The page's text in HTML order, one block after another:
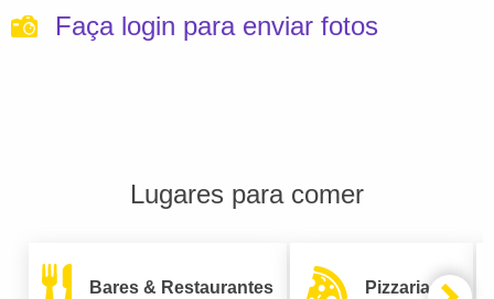
Faça login para enviar fotos
Lugares para comer
Bares & Restaurantes Pizzarias